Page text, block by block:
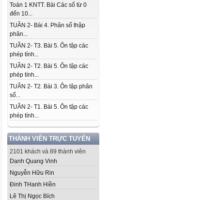
Toán 1 KNTT. Bài Các số từ 0
đến 10...
TUẦN 2- Bài 4. Phân số thập
phân...
TUẦN 2- T3. Bài 5. Ôn tập các
phép tính...
TUẦN 2- T2. Bài 5. Ôn tập các
phép tính...
TUẦN 2- T2. Bài 3. Ôn tập phân
số...
TUẦN 2- T1. Bài 5. Ôn tập các
phép tính...
THÀNH VIÊN TRỰC TUYẾN
2101 khách và 89 thành viên
Danh Quang Vinh
Nguyễn Hữu Rin
Đinh THanh Hiền
Lê Thị Ngọc Bích